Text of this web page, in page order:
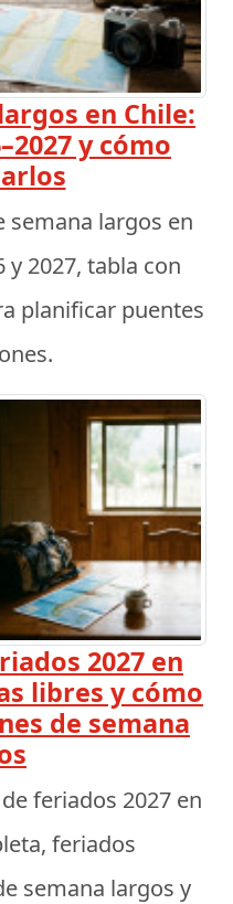
en Chile:
y cómo
semana largos en
y 2027, tabla con
planificar puentes
2027 en
libres y cómo
de semana
feriados 2027 en
feriados
semana largos y